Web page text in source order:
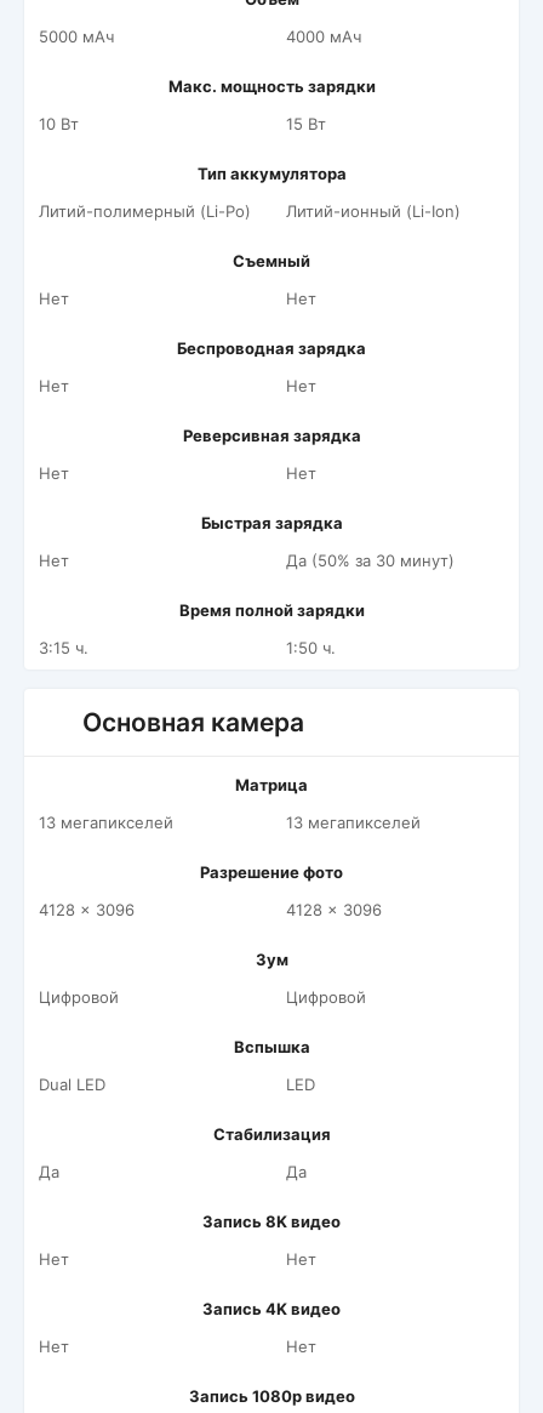
5000 мАч
4000 мАч
Макс. мощность зарядки
10 Вт
15 Вт
Тип аккумулятора
Литий-полимерный (Li-Po)
Литий-ионный (Li-Ion)
Съемный
Нет
Нет
Беспроводная зарядка
Нет
Нет
Реверсивная зарядка
Нет
Нет
Быстрая зарядка
Нет
Да (50% за 30 минут)
Время полной зарядки
3:15 ч.
1:50 ч.
Основная камера
Матрица
13 мегапикселей
13 мегапикселей
Разрешение фото
4128 x 3096
4128 x 3096
Зум
Цифровой
Цифровой
Вспышка
Dual LED
LED
Стабилизация
Да
Да
Запись 8K видео
Нет
Нет
Запись 4K видео
Нет
Нет
Запись 1080p видео